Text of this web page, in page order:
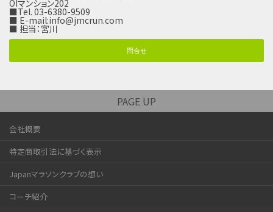
OIマンション202
■Tel. 03-6380-9509
■ E-mail:info@jmcrun.com
■ 担当：宮川
問合せ
PAGE UP
会社概要
特定商取引法に基づく表示
Japanマラソンクラブの想い
コーチ紹介